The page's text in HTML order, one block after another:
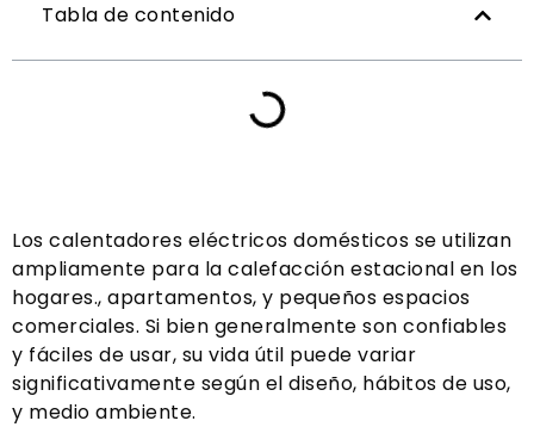
Tabla de contenido
Los calentadores eléctricos domésticos se utilizan
ampliamente para la calefacción estacional en los
hogares., apartamentos, y pequeños espacios
comerciales. Si bien generalmente son confiables
y fáciles de usar, su vida útil puede variar
significativamente según el diseño, hábitos de uso,
y medio ambiente.